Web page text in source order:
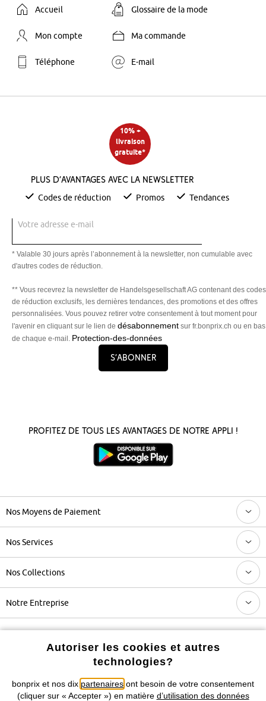
Accueil Glossaire de la mode
Mon compte Ma commande
Téléphone E-mail
10% +
livraison
gratuite*
Plus d’avantages avec la newsletter
Codes de réduction Promos Tendances
Votre adresse e-mail
* Valable 30 jours après l’abonnement à la newsletter, non cumulable avec
d'autres codes de réduction.
** Vous recevrez la newsletter de Handelsgesellschaft AG contenant des codes
de réduction exclusifs, les dernières tendances, des promotions et des offres
personnalisées. Vous pouvez retirer votre consentement à tout moment pour
l'avenir en cliquant sur le lien de désabonnement sur fr.bonprix.ch ou en bas
de chaque e-mail. Protection-des-données
S’abonner
Profitez de tous les avantages de notre appli !
Nos Moyens de Paiement
Nos Services
Nos Collections
Notre Entreprise
Retrouvez bonprix sur
Prix indiqués TVA comprise avec en sus
Autoriser les cookies et autres
technologies?
bonprix et nos dix partenaires ont besoin de votre consentement
(cliquer sur « Accepter ») en matière d’utilisation des données